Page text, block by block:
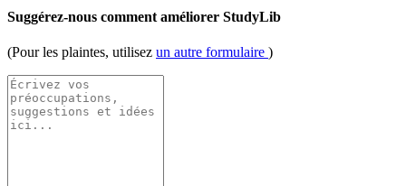
Suggérez-nous comment améliorer StudyLib
(Pour les plaintes, utilisez un autre formulaire )